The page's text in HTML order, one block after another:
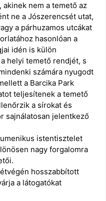
nem a temető az
ne a Jószerencsét utat,
a párhuzamos utcákat
hasonlóan a
idén is külön
helyi temető rendjét, s
számára nyugodt
a Barcika Park
teljesítenek a temető
a sírokat és
sajnálatosan jelentkező
istentisztelet
nagy forgalomra
hosszabbított
a látogatókat